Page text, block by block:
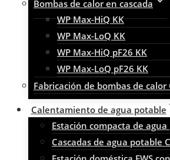
Bombas de calor en cascada
WP Max-HiQ KK
WP Max-LoQ KK
WP Max-HiQ pF26 KK
WP Max-LoQ pF26 KK
Fabricación de bombas de calor
Calentamiento de agua potable
Estación compacta de agua
Cascadas de agua potable